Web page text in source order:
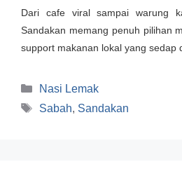
Dari cafe viral sampai warung
Sandakan memang penuh pilihan
support makanan lokal yang sedap
Categories
Nasi Lemak
Tags
Sabah, Sandakan